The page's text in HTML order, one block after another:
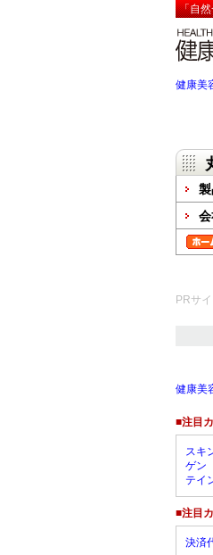
「自
健康美
製
会
PRサイ
健康美
■注目
スキ
ゲン
テイ
■注目
決済